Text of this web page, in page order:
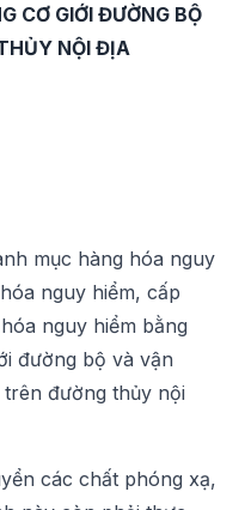
CƠ GIỚI ĐƯỜNG BỘ
NỘI ĐỊA
mục hàng hóa nguy
nguy hiểm, cấp
nguy hiểm bằng
đường bộ và vận
đường thủy nội
các chất phóng xạ,